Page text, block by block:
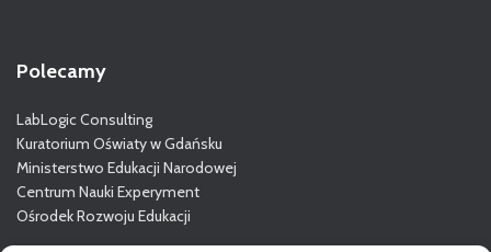
Polecamy
LabLogic Consulting
Kuratorium Oświaty w Gdańsku
Ministerstwo Edukacji Narodowej
Centrum Nauki Experyment
Ośrodek Rozwoju Edukacji